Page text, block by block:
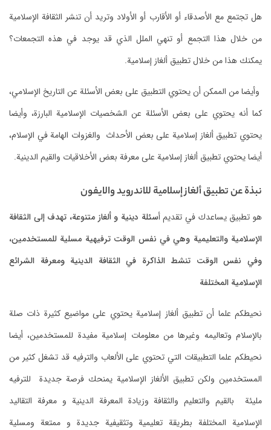
هل تجتمع مع الأصدقاء أو الأقارب أو الأولاد وتريد أن تنشر الثقافة الإسلامية
من خلال هذا التجمع أو تنهي الملل الذي قد يوجد في هذه التجمعات؟
يمكنك هذا من خلال تطبيق ألغاز إسلامية.
وأيضا من الممكن أن يحتوي التطبيق على بعض الأسئلة عن التاريخ الإسلامي،
كما أنه يحتوي على بعض الأسئلة عن الشخصيات الإسلامية البارزة، وأيضا
يحتوي تطبيق ألغاز إسلامية على بعض الأحداث والغزوات الهامة في الإسلام،
أيضا يحتوي تطبيق ألغاز إسلامية على معرفة بعض الأخلاقيات والقيم الدينية.
نبذة عن تطبيق ألغاز إسلامية للاندرويد والايفون
هو تطبيق يساعدك في تقديم أسئلة دينية و ألغاز متنوعة، تهدف إلى الثقافة
الإسلامية والتعليمية وهي في نفس الوقت ترفيهية مسلية للمستخدمين،
وفي نفس الوقت تنشط الذاكرة في الثقافة الدينية ومعرفة الشرائع
الإسلامية المختلفة
نحيطكم علما أن تطبيق ألغاز إسلامية يحتوي على مواضيع كثيرة ذات صلة
بالإسلام وتعاليمه وغيرها من معلومات إسلامية مفيدة للمستخدمين، أيضا
نحيطكم علما التطبيقات التي تحتوي على الألعاب والترفيه قد تشغل كثير من
المستخدمين ولكن تطبيق الألغاز الإسلامية يمنحك فرصة جديدة للترفيه
مليئة بالقيم والتعليم والثقافة وزيادة المعرفة الدينية و معرفة التقاليد
الإسلامية المختلفة بطريقة تعليمية وتثقيفية جديدة و ممتعة ومسلية